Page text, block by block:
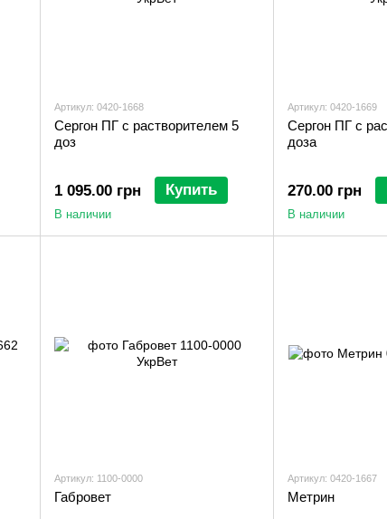
Артикул: 0420-1668
Сергон ПГ с растворителем 5
доз
1 095.00 грн Купить
В наличии
Артикул: 0420-1669
Сергон ПГ с
доза
270.00 грн
В наличии
Артикул: 1100-0000
Габровет
Артикул: 0420-1667
Метрин